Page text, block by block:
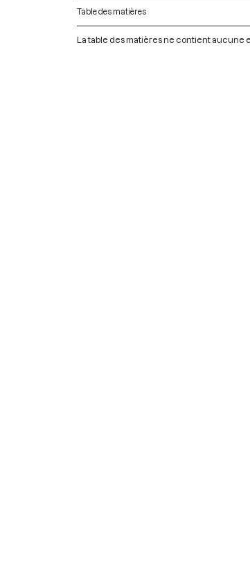
Table des matières
La table des matières ne contient aucune